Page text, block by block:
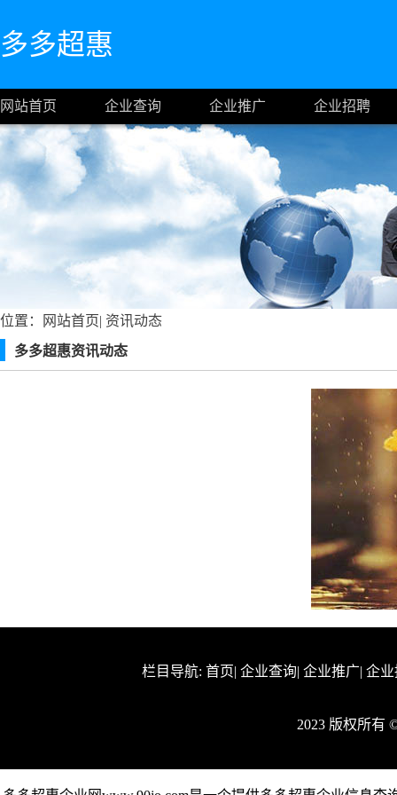
多多超惠
网站首页 企业查询 企业推广 企业招聘
位置： 网站首页| 资讯动态
多多超惠资讯动态
栏目导航: 首页| 企业查询| 企业推广| 企
2023 版权所有